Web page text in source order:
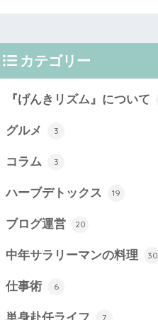
カテゴリー
『げんきリズム』について
グルメ 3
コラム 3
ハーブデトックス 19
ブログ運営 20
中年サラリーマンの料理 30
仕事術 6
7